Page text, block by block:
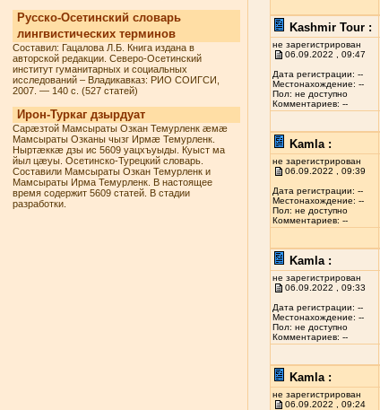
Русско-Осетинский словарь
лингвистических терминов
Составил: Гацалова Л.Б. Книга издана в
авторской редакции. Северо-Осетинский
институт гуманитарных и социальных
исследований – Владикавказ: РИО СОИГСИ,
2007. — 140 с. (527 статей)
Ирон-Туркаг дзырдуат
Сарæзтой Мамсыраты Озкан Темурленк æмæ
Мамсыраты Озканы чызг Ирмæ Темурленк.
Ныртæккæ дзы ис 5609 уацхъуыды. Куыст ма
йыл цæуы. Осетинско-Турецкий словарь.
Составили Мамсыраты Озкан Темурленк и
Мамсыраты Ирма Темурленк. В настоящее
время содержит 5609 статей. В стадии
разработки.
Kashmir Tour :
не зарегистрирован
06.09.2022 , 09:47
Дата регистрации: --
Местонахождение: --
Пол: не доступно
Комментариев: --
Kamla :
не зарегистрирован
06.09.2022 , 09:39
Дата регистрации: --
Местонахождение: --
Пол: не доступно
Комментариев: --
Kamla :
не зарегистрирован
06.09.2022 , 09:33
Дата регистрации: --
Местонахождение: --
Пол: не доступно
Комментариев: --
Kamla :
не зарегистрирован
06.09.2022 , 09:24